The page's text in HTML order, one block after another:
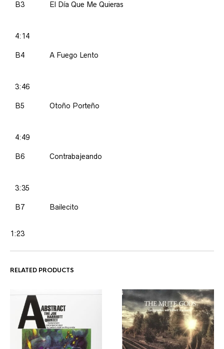
B3 El Día Que Me Quieras
4:14
B4 A Fuego Lento
3:46
B5 Otoño Porteño
4:49
B6 Contrabajeando
3:35
B7 Bailecito
1:23
RELATED PRODUCTS